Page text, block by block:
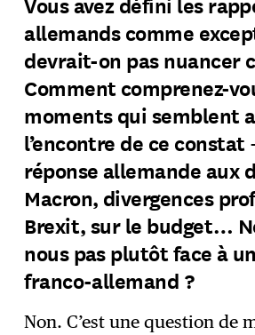
allemands comme
devrait-on pas nuancer
Comment comprenez-
moments qui semblent
l’encontre de ce constat
réponse allemande aux
Macron, divergences
Brexit, sur le budget…
nous pas plutôt face à
franco-allemand ?
Non. C’est une question de